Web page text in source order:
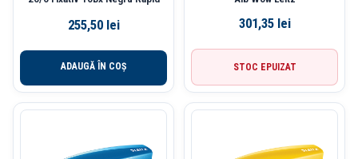
255,50 lei
ADAUGĂ ÎN COȘ
301,35 lei
STOC EPUIZAT